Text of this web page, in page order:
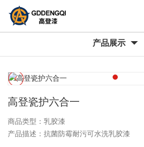
产品展示
高登瓷护六合一
商品类型：乳胶漆
产品描述：抗菌防霉耐污可水洗乳胶漆